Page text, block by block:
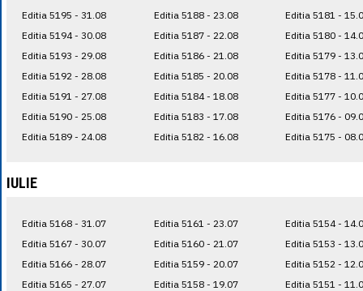
Editia 5195 - 31.08
Editia 5194 - 30.08
Editia 5193 - 29.08
Editia 5192 - 28.08
Editia 5191 - 27.08
Editia 5190 - 25.08
Editia 5189 - 24.08
Editia 5188 - 23.08
Editia 5187 - 22.08
Editia 5186 - 21.08
Editia 5185 - 20.08
Editia 5184 - 18.08
Editia 5183 - 17.08
Editia 5182 - 16.08
Editia 5181 -
Editia 5180 -
Editia 5179 -
Editia 5178 -
Editia 5177 -
Editia 5176 -
Editia 5175 -
IULIE
Editia 5168 - 31.07
Editia 5167 - 30.07
Editia 5166 - 28.07
Editia 5165 - 27.07
Editia 5161 - 23.07
Editia 5160 - 21.07
Editia 5159 - 20.07
Editia 5158 - 19.07
Editia 5154 -
Editia 5153 -
Editia 5152 -
Editia 5151 -